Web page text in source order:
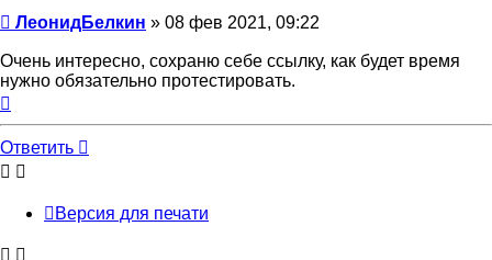
Непрочитанное
сообщение
ЛеонидБелкин » 08 фев 2021, 09:22
Очень интересно, сохраню себе ссылку, как будет время
нужно обязательно протестировать.
началу
Ответить
Версия для печати